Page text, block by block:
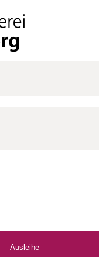
Ausleihe